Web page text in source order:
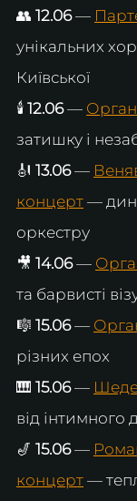
👥 12.06 —
унікальних
Київської
🕯️ 12.06 — Орган
затишку і
🎻 13.06 —
концерт —
оркестру
🎥 14.06 —
та барвисті
🎼 15.06 —
різних епох
🎹 15.06 —
від інтимного
🎷 15.06 —
концерт —